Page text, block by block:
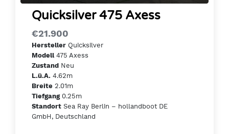
Quicksilver 475 Axess
€21.900
Hersteller Quicksilver
Modell475 Axess
Zustand Neu
L.ü.A. 4.62m
Breite 2.01m
Tiefgang0.25m
Standort Sea Ray Berlin – hollandboot DE
GmbH, Deutschland